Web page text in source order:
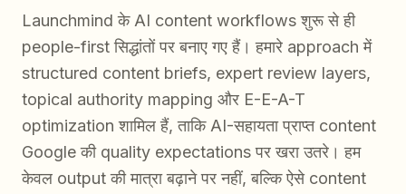
Launchmind के AI content workflows शुरू से ही
people-first सिद्धांतों पर बनाए गए हैं। हमारे approach में
structured content briefs, expert review layers,
topical authority mapping और E-E-A-T
optimization शामिल हैं, ताकि AI-सहायता प्राप्त content
Google की quality expectations पर खरा उतरे। हम
केवल output की मात्रा बढ़ाने पर नहीं, बल्कि ऐसे content